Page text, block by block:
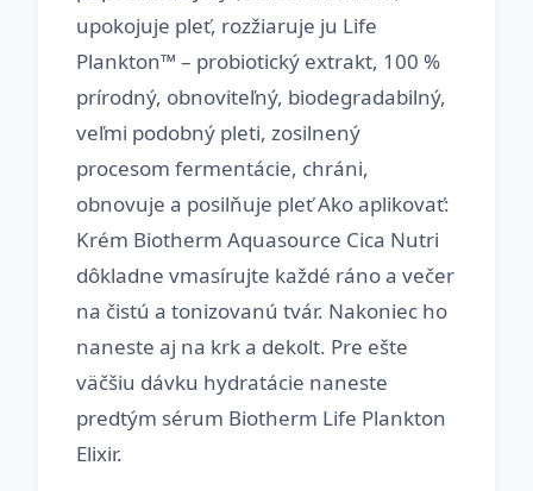
upokojuje pleť, rozžiaruje ju Life
Plankton™ – probiotický extrakt, 100 %
prírodný, obnoviteľný, biodegradabilný,
veľmi podobný pleti, zosilnený
procesom fermentácie, chráni,
obnovuje a posilňuje pleť Ako aplikovať:
Krém Biotherm Aquasource Cica Nutri
dôkladne vmasírujte každé ráno a večer
na čistú a tonizovanú tvár. Nakoniec ho
naneste aj na krk a dekolt. Pre ešte
väčšiu dávku hydratácie naneste
predtým sérum Biotherm Life Plankton